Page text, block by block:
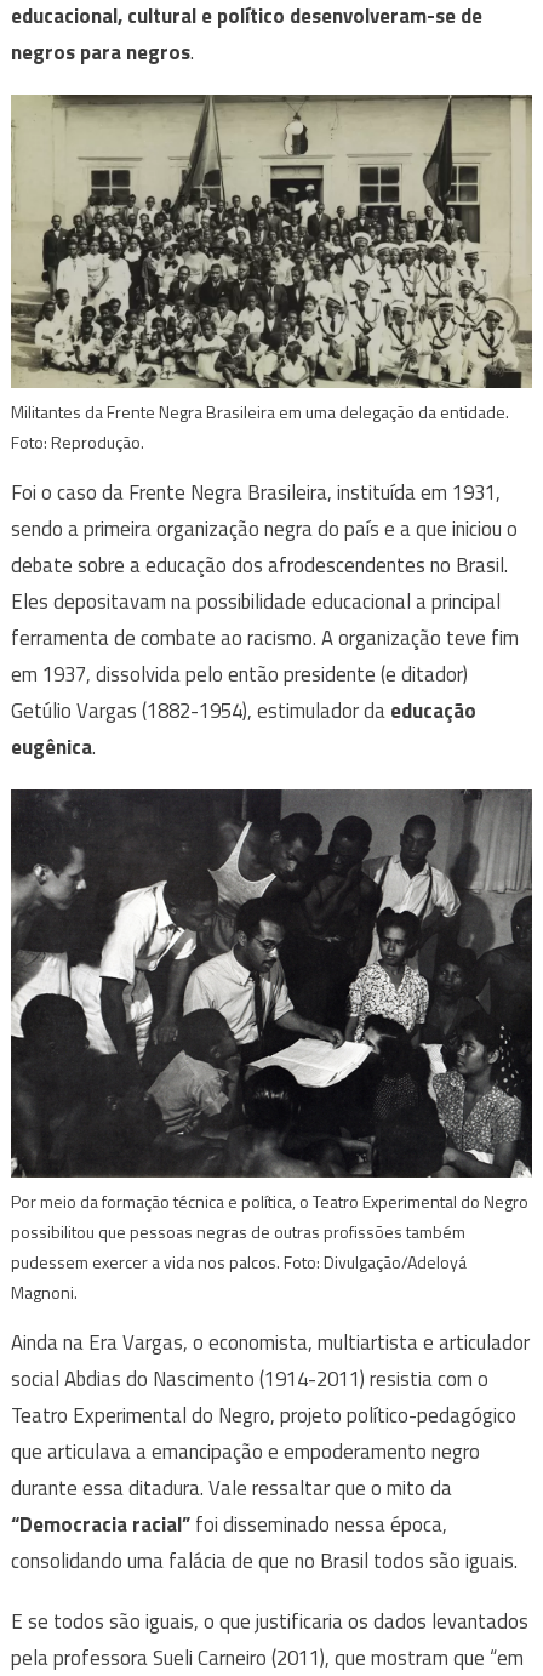
educacional, cultural e político desenvolveram-se de
negros para negros.
Militantes da Frente Negra Brasileira em uma delegação da entidade.
Foto: Reprodução.
Foi o caso da Frente Negra Brasileira, instituída em 1931,
sendo a primeira organização negra do país e a que iniciou o
debate sobre a educação dos afrodescendentes no Brasil.
Eles depositavam na possibilidade educacional a principal
ferramenta de combate ao racismo. A organização teve fim
em 1937, dissolvida pelo então presidente (e ditador)
Getúlio Vargas (1882-1954), estimulador daeducação
eugênica.
Por meio da formação técnica e política, o Teatro Experimental do Negro
possibilitou que pessoas negras de outras profissões também
pudessem exercer a vida nos palcos. Foto: Divulgação/Adeloyá
Magnoni.
Ainda na Era Vargas, o economista, multiartista e articulador
social Abdias do Nascimento (1914-2011) resistia com o
Teatro Experimental do Negro, projeto político-pedagógico
que articulava a emancipação e empoderamento negro
durante essa ditadura. Vale ressaltar que o mito da
“Democracia racial”foi disseminado nessa época,
consolidando uma falácia de que no Brasil todos são iguais.
E se todos são iguais, o que justificaria os dados levantados
pela professora Sueli Carneiro (2011), que mostram que “em